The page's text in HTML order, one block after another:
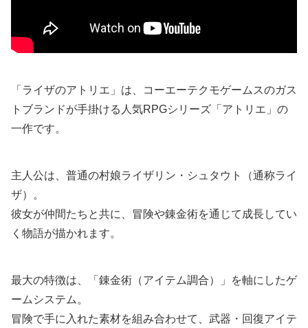
「ライザのアトリエ」は、コーエーテクモゲームスのガス
トブランドが手掛ける人気RPGシリーズ「アトリエ」の
一作です。
主人公は、普通の村娘ライザリン・シュタウト（通称ライ
ザ）。
彼女が仲間たちと共に、冒険や錬金術を通じて成長してい
く物語が描かれます。
最大の特徴は、「錬金術（アイテム調合）」を軸にしたゲ
ームシステム。
冒険で手に入れた素材を組み合わせて、武器・回復アイテ